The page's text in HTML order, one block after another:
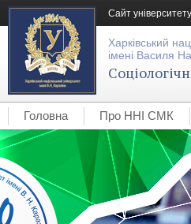
Сайт університету
Харківський
імені Василя
Головна Про ННІ СМК